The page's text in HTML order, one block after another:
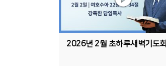
2026년 2월 초하루새벽기도회